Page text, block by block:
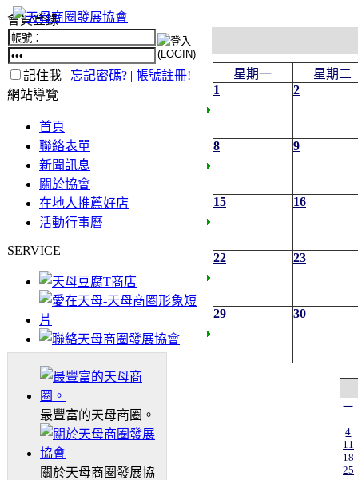
會員登錄
記住我 | 忘記密碼? | 帳號註冊!
網站導覽
首頁
聯絡表單
新聞訊息
關於協會
在地人推薦好店
活動行事曆
SERVICE
最豐富的天母商圈。
關於天母商圈發展協
星期一
星期二
1
2
8 9
15 16
22 23
29 30
一
4
11
18
25